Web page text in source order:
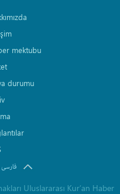
mektubu
durumu
فارسی
Uluslararası Kur’an Haber